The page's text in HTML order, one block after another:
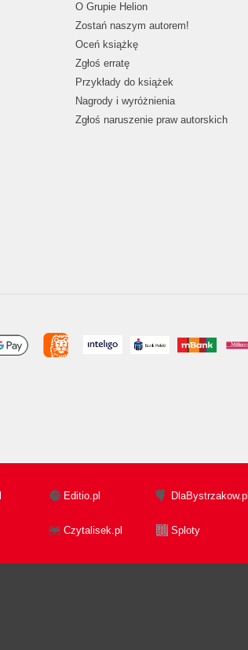
O Grupie Helion
Zostań naszym autorem!
Oceń książkę
Zgłoś erratę
Przykłady do książek
Nagrody i wyróżnienia
Zgłoś naruszenie praw autorskich
Editio.pl DlaBystrzakow.pl
Czytalisek.pl Sploty